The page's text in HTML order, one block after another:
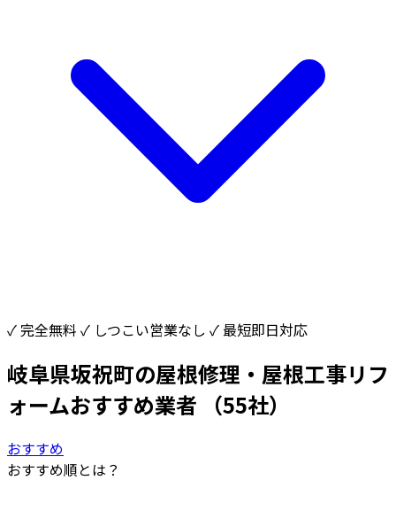
✓ 完全無料 ✓ しつこい営業なし ✓ 最短即日対応
岐阜県坂祝町の屋根修理・屋根工事リフ
ォームおすすめ業者
（55社）
おすすめ
おすすめ順とは？